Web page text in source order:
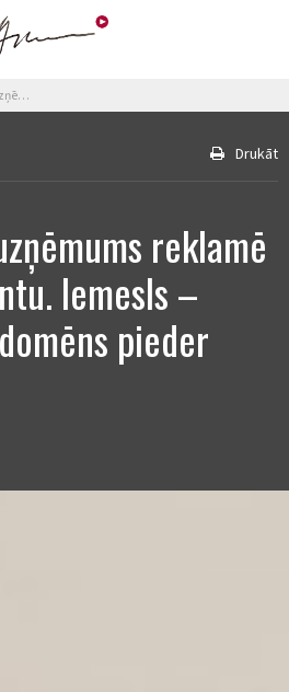
sāncensim
Drukāt
reklamē
Iemesls –
pieder